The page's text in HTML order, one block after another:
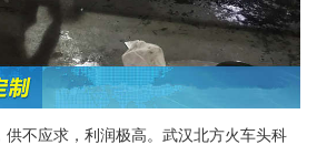
供不应求，利润极高。武汉北方火车头科